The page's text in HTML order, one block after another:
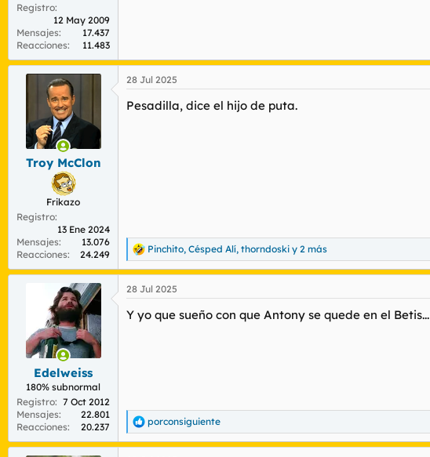
Registro
12 May 2009
Mensajes
17.437
Reacciones
11.483
Troy McClon
Frikazo
Registro
13 Ene 2024
Mensajes
13.076
Reacciones
24.249
28 Jul 2025
Pesadilla, dice el hijo de puta.
R
e
a
c
i
Pinchito, Césped Alí, thorndoski y 2 más
Edelweiss
180% subnormal
Registro
7 Oct 2012
Mensajes
22.801
Reacciones
20.237
28 Jul 2025
Y yo que sueño con que Antony se quede en el Betis...
R
e
a
porconsiguiente